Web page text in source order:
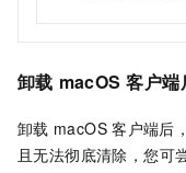
卸载 macOS 客户端
卸载 macOS 客户端后
且无法彻底清除，您可